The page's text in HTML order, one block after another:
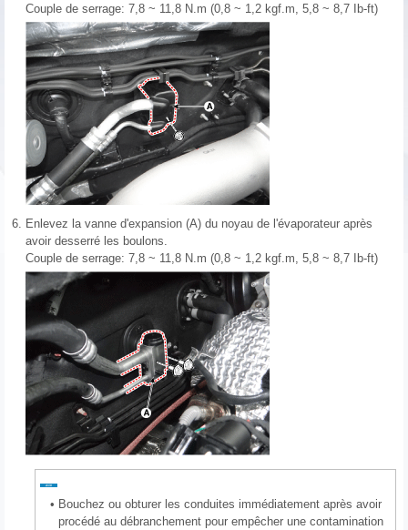
Couple de serrage: 7,8 ~ 11,8 N.m (0,8 ~ 1,2 kgf.m, 5,8 ~ 8,7 Ib-ft)
6. Enlevez la vanne d'expansion (A) du noyau de l'évaporateur après
avoir desserré les boulons.
Couple de serrage: 7,8 ~ 11,8 N.m (0,8 ~ 1,2 kgf.m, 5,8 ~ 8,7 Ib-ft)
• Bouchez ou obturer les conduites immédiatement après avoir
procédé au débranchement pour empêcher une contamination